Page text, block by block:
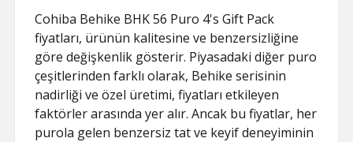
Cohiba Behike BHK 56 Puro 4's Gift Pack
fiyatları, ürünün kalitesine ve benzersizliğine
göre değişkenlik gösterir. Piyasadaki diğer puro
çeşitlerinden farklı olarak, Behike serisinin
nadirliği ve özel üretimi, fiyatları etkileyen
faktörler arasında yer alır. Ancak bu fiyatlar, her
purola gelen benzersiz tat ve keyif deneyiminin